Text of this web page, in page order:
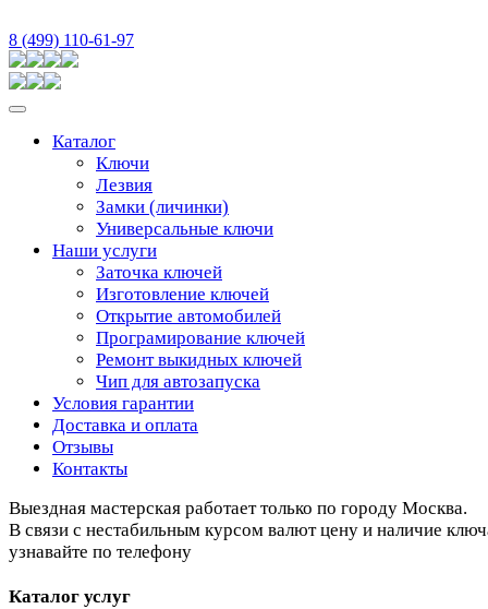
8 (499) 110-61-97
Каталог
Ключи
Лезвия
Замки (личинки)
Универсальные ключи
Наши услуги
Заточка ключей
Изготовление ключей
Открытие автомобилей
Програмирование ключей
Ремонт выкидных ключей
Чип для автозапуска
Условия гарантии
Доставка и оплата
Отзывы
Контакты
Выездная мастерская работает только по городу Москва.
В связи с нестабильным курсом валют цену и наличие
узнавайте по телефону
Каталог услуг